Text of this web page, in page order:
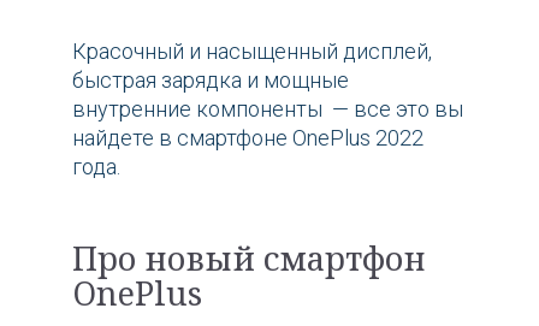
Красочный и насыщенный дисплей,
быстрая зарядка и мощные
внутренние компоненты — все это вы
найдете в смартфоне OnePlus 2022
года.
Про новый смартфон
OnePlus